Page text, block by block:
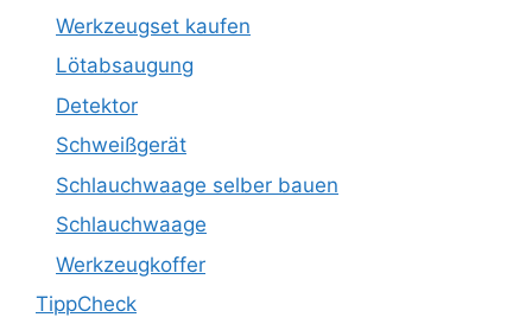
Werkzeugset kaufen
Lötabsaugung
Detektor
Schweißgerät
Schlauchwaage selber bauen
Schlauchwaage
Werkzeugkoffer
TippCheck